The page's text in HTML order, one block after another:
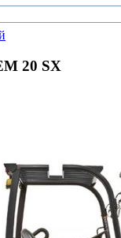
20 SX